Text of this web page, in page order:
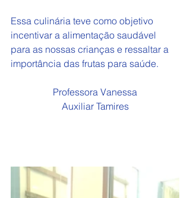
Essa culinária teve como objetivo
incentivar a alimentação saudável
para as nossas crianças e ressaltar a
importância das frutas para saúde.
Professora Vanessa
Auxiliar Tamires